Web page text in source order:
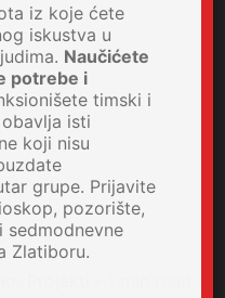
iz koje ćete
iskustva u
Naučićete
potrebe i
timski i
isti
koji nisu
grupe. Prijavite
pozorište,
Zlatiboru.